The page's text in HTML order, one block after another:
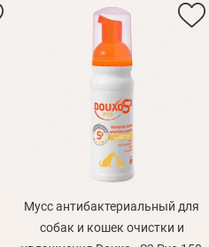
Мусс антибактериальный для
собак и кошек очистки и